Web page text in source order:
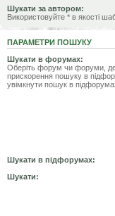
Шукати за автором:
Використовуйте * в якості
ПАРАМЕТРИ ПОШУКУ
Шукати в форумах:
Оберіть форум чи форуми,
прискорення пошуку в
увімкнути пошук в
Шукати в підфорумах:
Шукати: